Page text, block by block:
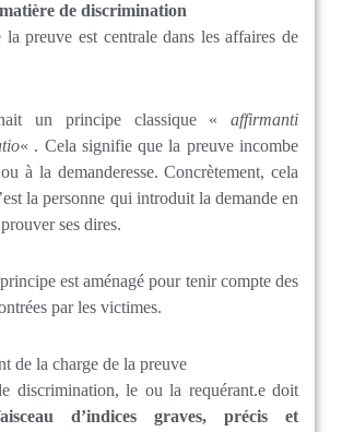
de discrimination
preuve est centrale dans les affaires de
un principe classique « affirmanti
« . Cela signifie que la preuve incombe
à la demanderesse. Concrètement, cela
la personne qui introduit la demande en
ses dires.
est aménagé pour tenir compte des
par les victimes.
de la charge de la preuve
discrimination, le ou la requérant.e doit
d’indices graves, précis et